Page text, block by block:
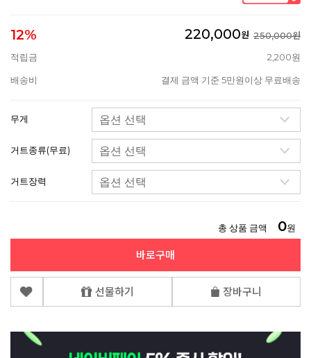
12% 220,000원 250,000원
적립금
2,200원
배송비 결제 금액 기준 5만원이상 무료배송
무게
거트종류(무료)
거트장력
총 상품 금액 0원
바로구매
선물하기 장바구니